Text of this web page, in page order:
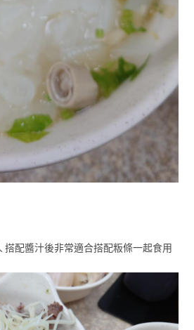
搭配醬汁後非常適合搭配粄條一起食用